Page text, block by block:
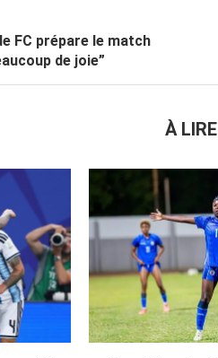
FC prépare le match
de joie”
À